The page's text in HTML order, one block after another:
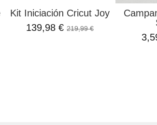
Kit Iniciación Cricut Joy
139,98 €219,99 €